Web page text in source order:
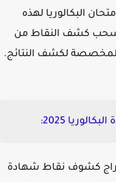
البكالوريا لهذه
كشف النقاط من
لكشف النتائج.
2025
:
كشوف نقاط شهادة